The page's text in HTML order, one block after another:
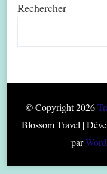
Rechercher
© Copyright 2026
Blossom Travel |
par